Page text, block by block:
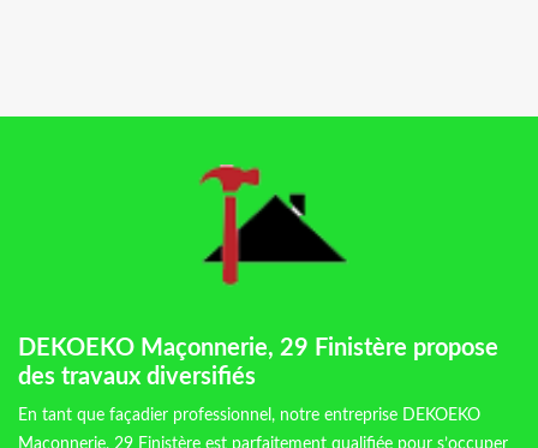
DEKOEKO Maçonnerie, 29 Finistère propose
des travaux diversifiés
En tant que façadier professionnel, notre entreprise DEKOEKO